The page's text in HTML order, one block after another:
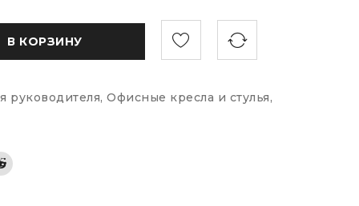
В КОРЗИНУ
руководителя, Офисные кресла и стулья,